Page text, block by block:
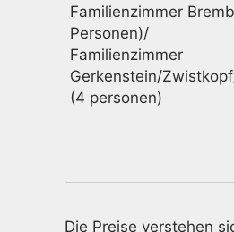
Familienzimmer
Personen)/
Familienzimmer
Gerkenstein/
(4 personen)
Die Preise verstehen